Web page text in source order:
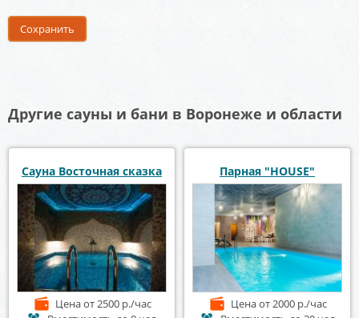
Другие сауны и бани в Воронеже и области
Сауна Восточная сказка
Ценаот 2500 р./час
Парная "HOUSE"
Ценаот 2000 р./час